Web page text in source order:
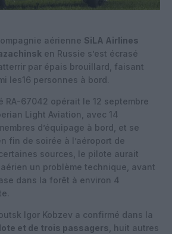
aérienne SiLA Airlines
en Russie s’est écrasé
par épais brouillard, faisant
les16 personnes à bord.
RA-67042 opérait le 12 septembre
Light Aviation, avec 14
d’équipage à bord, et se
fin de soirée à l’aéroport de
sources, le pilote aurait
un problème technique, avant
dans la forêt à environ 4
Igor Kobzev a confirmé dans la
et de trois passagers , huit autres